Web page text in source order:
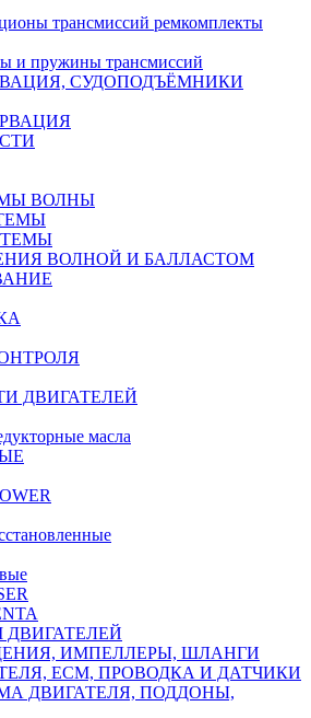
трансмиссий ремкомплекты
и пружины трансмиссий
СУДОПОДЪЁМНИКИ
ВОЛНЫ
ВОЛНОЙ И БАЛЛАСТОМ
ДВИГАТЕЛЕЙ
масла
ИМПЕЛЛЕРЫ, ШЛАНГИ
ECM, ПРОВОДКА И ДАТЧИКИ
ДВИГАТЕЛЯ, ПОДДОНЫ,